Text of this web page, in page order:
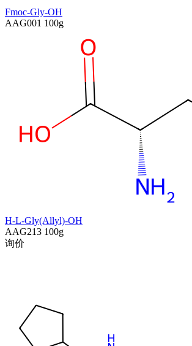
Fmoc-Gly-OH
AAG001 100g
H-L-Gly(Allyl)-OH
AAG213 100g
询价